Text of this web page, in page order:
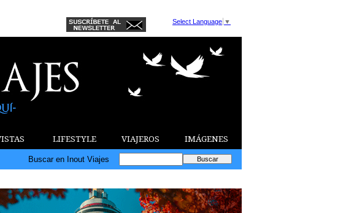
Select Language ▼
LIFESTYLE VIAJEROS IMÁGENES
Buscar en Inout Viajes